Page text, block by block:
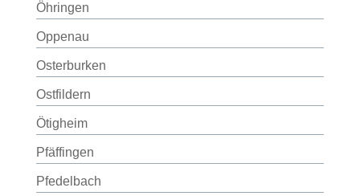
Öhringen
Oppenau
Osterburken
Ostfildern
Ötigheim
Pfäffingen
Pfedelbach